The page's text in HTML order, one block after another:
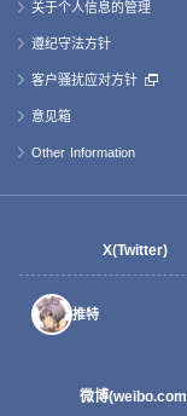
关于个人信息的管理
遵纪守法方针
客户骚扰应对方针
意见箱
Other Information
X(Twitter)
推特
微博